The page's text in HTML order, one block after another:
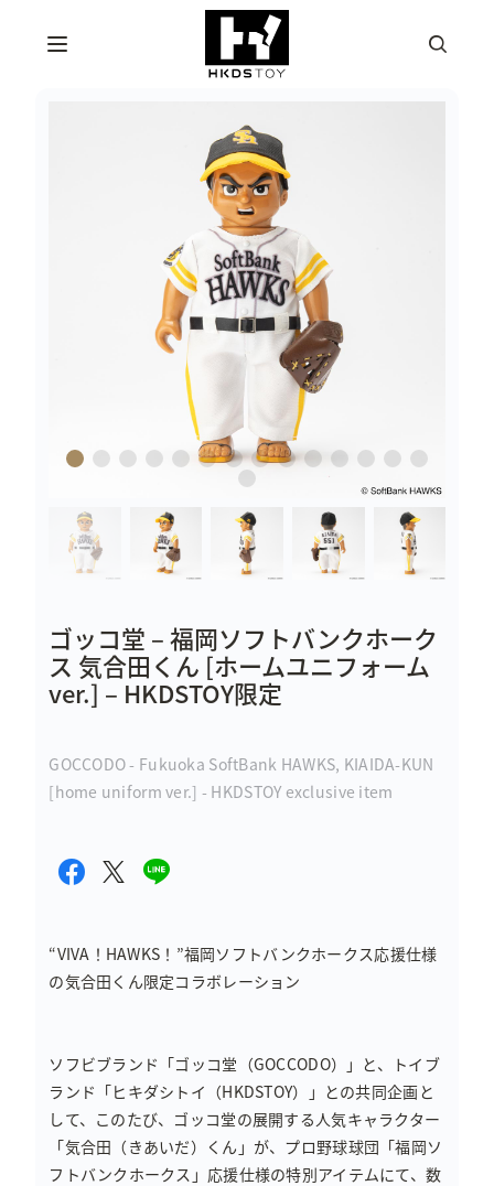
ゴッコ堂 – 福岡ソフトバンクホーク
ス 気合田くん [ホームユニフォーム
ver.] – HKDSTOY限定
GOCCODO - Fukuoka SoftBank HAWKS, KIAIDA-KUN
[home uniform ver.] - HKDSTOY exclusive item
“VIVA！HAWKS！”福岡ソフトバンクホークス応援仕様
の気合田くん限定コラボレーション
ソフビブランド「ゴッコ堂（GOCCODO）」と、トイブ
ランド「ヒキダシトイ（HKDSTOY）」との共同企画と
して、このたび、ゴッコ堂の展開する人気キャラクター
「気合田（きあいだ）くん」が、プロ野球球団「福岡ソ
フトバンクホークス」応援仕様の特別アイテムにて、数